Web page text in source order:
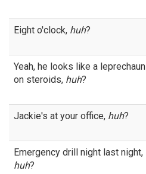
Eight o'clock, huh?
Yeah, he looks like a leprechaun
on steroids, huh?
Jackie's at your office, huh?
Emergency drill night last night,
huh?